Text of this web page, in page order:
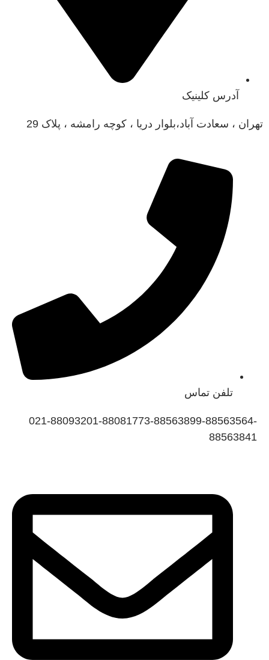
آدرس کلینیک
، سعادت آباد،بلوار دریا ، کوچه رامشه ، پلاک 29
تلفن تماس
021-88093201-88081773-88563899-